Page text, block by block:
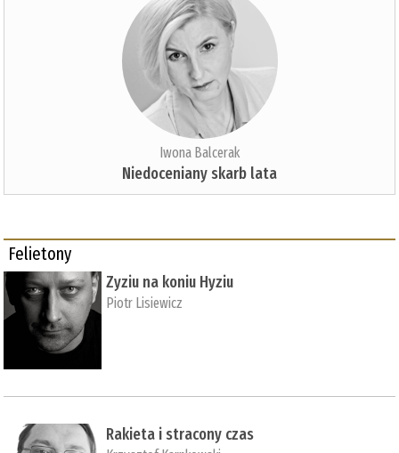
Iwona Balcerak
Niedoceniany skarb lata
Felietony
Zyziu na koniu Hyziu
Piotr Lisiewicz
Rakieta i stracony czas